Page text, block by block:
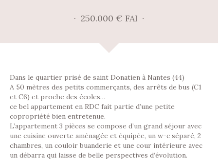
250.000 € FAI
Dans le quartier prisé de saint Donatien à Nantes (44)
A 50 mètres des petits commerçants, des arrêts de bus (C1
et C6) et proche des écoles…
ce bel appartement en RDC fait partie d’une petite
copropriété bien entretenue.
L’appartement 3 pièces se compose d’un grand séjour avec
une cuisine ouverte aménagée et équipée, un w-c séparé, 2
chambres, un couloir buanderie et une cour intérieure avec
un débarra qui laisse de belle perspectives d’évolution.